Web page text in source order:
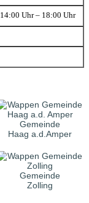
14:00 Uhr – 18:00 Uhr
Gemeinde
Haag a.d.Amper
Gemeinde
Zolling